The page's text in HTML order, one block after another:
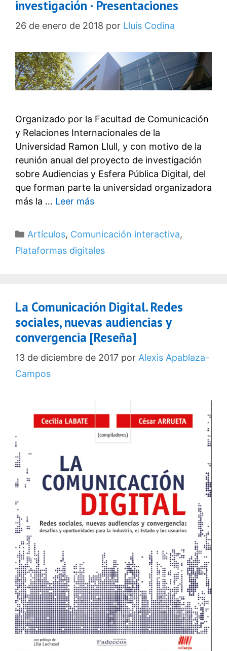
investigación · Presentaciones
26 de enero de 2018 por Lluís Codina
Organizado por la Facultad de Comunicación
y Relaciones Internacionales de la
Universidad Ramon Llull, y con motivo de la
reunión anual del proyecto de investigación
sobre Audiencias y Esfera Pública Digital, del
que forman parte la universidad organizadora
más la … Leer más
Categorías
Artículos, Comunicación interactiva,
Plataformas digitales
La Comunicación Digital. Redes
sociales, nuevas audiencias y
convergencia [Reseña]
13 de diciembre de 2017 por Alexis Apablaza-
Campos